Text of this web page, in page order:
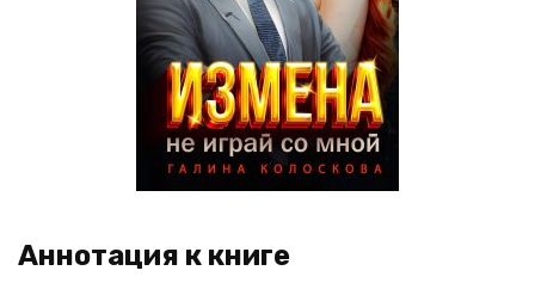
Аннотация к книге